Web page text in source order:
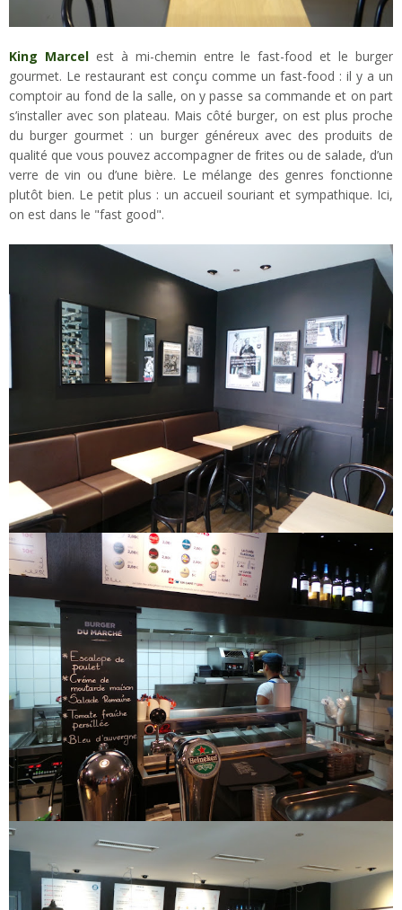
King Marcelest à mi-chemin entre le fast-food et le burger
gourmet. Le restaurant est conçu comme un fast-food : il y a un
comptoir au fond de la salle, on y passe sa commande et on part
s’installer avec son plateau. Mais côté burger, on est plus proche
du burger gourmet : un burger généreux avec des produits de
qualité que vous pouvez accompagner de frites ou de salade, d’un
verre de vin ou d’une bière. Le mélange des genres fonctionne
plutôt bien. Le petit plus : un accueil souriant et sympathique. Ici,
on est dans le "fast good".